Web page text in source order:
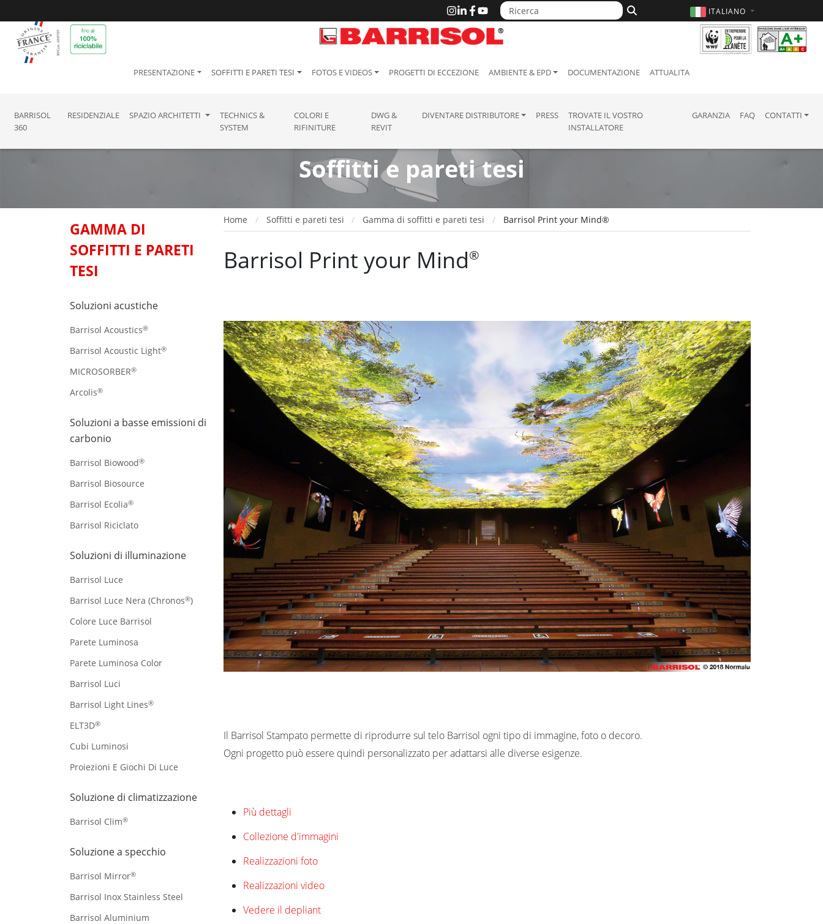
ITALIANO
PRESENTAZIONE SOFFITTI E PARETI TESI FOTOS E VIDEOS PROGETTI DI ECCEZIONE AMBIENTE & EPD DOCUMENTAZIONE ATTUALITA
BARRISOL
360
RESIDENZIALE SPAZIO ARCHITETTI
TECHNICS &
SYSTEM
COLORI E
RIFINITURE
DWG &
REVIT
DIVENTARE DISTRIBUTORE PRESS
TROVATE IL VOSTRO
INSTALLATORE
GARANZIA FAQ CONTATTI
Soffitti e pareti tesi
GAMMA DI
SOFFITTI E PARETI
TESI
Soluzioni acustiche
Barrisol Acoustics®
Barrisol Acoustic Light®
MICROSORBER®
Arcolis®
Soluzioni a basse emissioni di
carbonio
Barrisol Biowood®
Barrisol Biosource
Barrisol Ecolia®
Barrisol Riciclato
Soluzioni di illuminazione
Barrisol Luce
Barrisol Luce Nera (Chronos®)
Colore Luce Barrisol
Parete Luminosa
Parete Luminosa Color
Barrisol Luci
Barrisol Light Lines®
ELT3D®
Cubi Luminosi
Proiezioni E Giochi Di Luce
Soluzione di climatizzazione
Barrisol Clim®
Soluzione a specchio
Barrisol Mirror®
Barrisol Inox Stainless Steel
Barrisol Aluminium
Home Soffitti e pareti tesi Gamma di soffitti e pareti tesi Barrisol Print your Mind®
Barrisol Print your Mind®
Il Barrisol Stampato permette di riprodurre sul telo Barrisol ogni tipo di immagine, foto o decoro.
Ogni progetto può essere quindi personalizzato per adattarsi alle diverse esigenze.
Più dettagli
Collezione d'immagini
Realizzazioni foto
Realizzazioni video
Vedere il depliant